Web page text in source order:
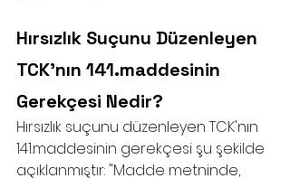
Hırsızlık Suçunu Düzenleyen
TCK'nın 141.maddesinin
Gerekçesi Nedir?
Hırsızlık suçunu düzenleyen TCK'nın
141.maddesinin gerekçesi şu şekilde
açıklanmıştır: "Madde metninde,